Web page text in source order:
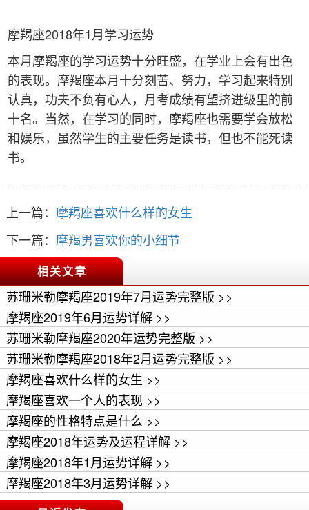
摩羯座2018年1月学习运势
本月摩羯座的学习运势十分旺盛，在学业上会有出色
的表现。摩羯座本月十分刻苦、努力，学习起来特别
认真，功夫不负有心人，月考成绩有望挤进级里的前
十名。当然，在学习的同时，摩羯座也需要学会放松
和娱乐，虽然学生的主要任务是读书，但也不能死读
书。
上一篇： 摩羯座喜欢什么样的女生
下一篇： 摩羯男喜欢你的小细节
相关文章
苏珊米勒摩羯座2019年7月运势完整版 >>
摩羯座2019年6月运势详解 >>
苏珊米勒摩羯座2020年运势完整版 >>
苏珊米勒摩羯座2018年2月运势完整版 >>
摩羯座喜欢什么样的女生 >>
摩羯座喜欢一个人的表现 >>
摩羯座的性格特点是什么 >>
摩羯座2018年运势及运程详解 >>
摩羯座2018年1月运势详解 >>
摩羯座2018年3月运势详解 >>